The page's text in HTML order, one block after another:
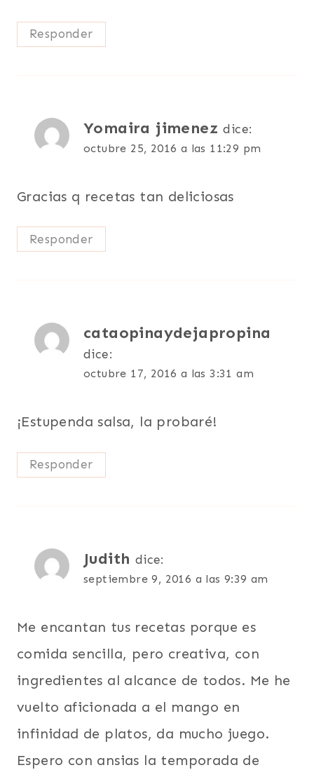
Responder
Yomaira jimenez dice:
octubre 25, 2016 a las 11:29 pm
Gracias q recetas tan deliciosas
Responder
cataopinaydejapropina
dice:
octubre 17, 2016 a las 3:31 am
¡Estupenda salsa, la probaré!
Responder
Judith dice:
septiembre 9, 2016 a las 9:39 am
Me encantan tus recetas porque es
comida sencilla, pero creativa, con
ingredientes al alcance de todos. Me he
vuelto aficionada a el mango en
infinidad de platos, da mucho juego.
Espero con ansias la temporada de